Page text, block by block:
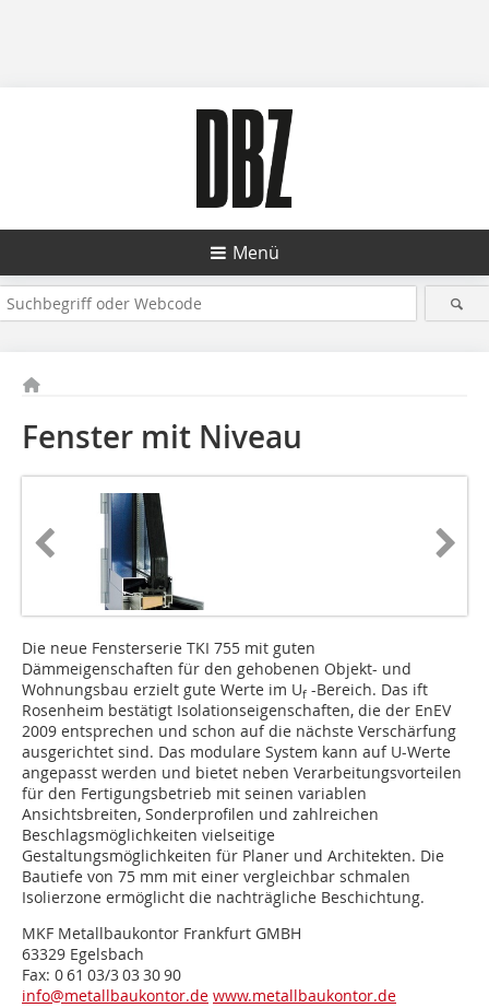
Menü
Fenster mit Niveau
Die neue Fensterserie TKI 755 mit guten
Dämmeigenschaften für den gehobenen Objekt- und
Wohnungsbau erzielt gute Werte im Uf -Bereich. Das ift
Rosenheim bestätigt Isolationseigenschaften, die der EnEV
2009 entsprechen und schon auf die nächste Verschärfung
ausgerichtet sind. Das modulare System kann auf U-Werte
angepasst werden und bietet neben Verarbeitungsvorteilen
für den Fertigungsbetrieb mit seinen variablen
Ansichtsbreiten, Sonderprofilen und zahlreichen
Beschlagsmöglichkeiten vielseitige
Gestaltungsmöglichkeiten für Planer und Architekten. Die
Bautiefe von 75 mm mit einer vergleichbar schmalen
Isolierzone ermöglicht die nachträgliche Beschichtung.
MKF Metallbaukontor Frankfurt GMBH
63329 Egelsbach
Fax: 0 61 03/3 03 30 90
info@metallbaukontor.de www.metallbaukontor.de